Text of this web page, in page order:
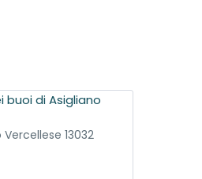
Vercellese 13032